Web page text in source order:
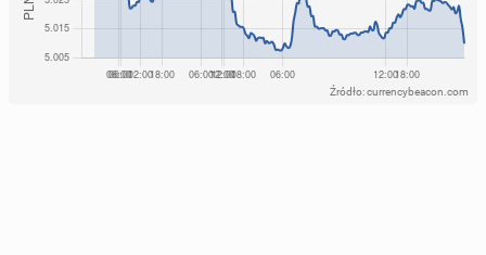
Źródło: currencybeacon.com